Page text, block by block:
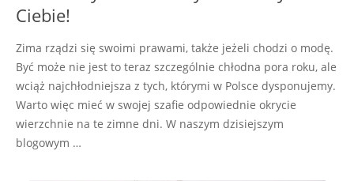
Ciebie!
Zima rządzi się swoimi prawami, także jeżeli chodzi o modę.
Być może nie jest to teraz szczególnie chłodna pora roku, ale
wciąż najchłodniejsza z tych, którymi w Polsce dysponujemy.
Warto więc mieć w swojej szafie odpowiednie okrycie
wierzchnie na te zimne dni. W naszym dzisiejszym
blogowym …